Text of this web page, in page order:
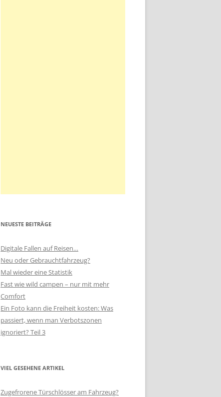
NEUESTE BEITRÄGE
Digitale Fallen auf Reisen…
Neu oder Gebrauchtfahrzeug?
Mal wieder eine Statistik
Fast wie wild campen – nur mit mehr
Comfort
Ein Foto kann die Freiheit kosten: Was
passiert, wenn man Verbotszonen
ignoriert? Teil 3
VIEL GESEHENE ARTIKEL
Zugefrorene Türschlösser am Fahrzeug?